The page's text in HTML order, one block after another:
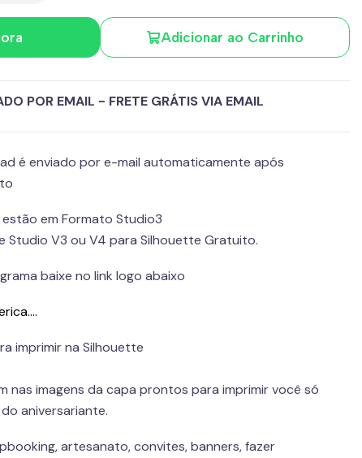
Adicionar ao Carrinho
POR EMAIL - FRETE GRÁTIS VIA EMAIL
é enviado por e-mail automaticamente após
em Formato Studio3
Studio V3 ou V4 para Silhouette Gratuito.
baixe no link logo abaixo
imprimir na Silhouette
nas imagens da capa prontos para imprimir você só
aniversariante.
artesanato, convites, banners, fazer